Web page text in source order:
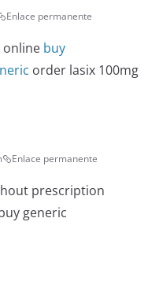
Enlace permanente
online buy
order lasix 100mg
Enlace permanente
prescription
generic